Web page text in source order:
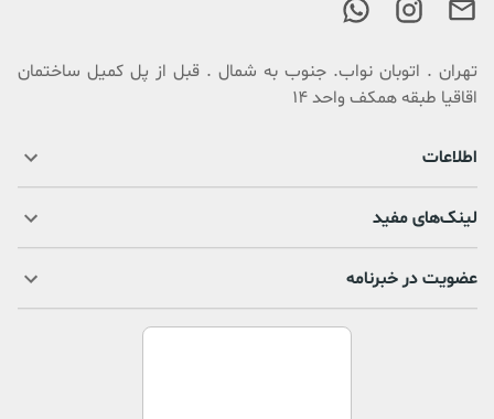
تهران . اتوبان نواب. جنوب به شمال . قبل از پل کمیل ساختمان
اقاقیا طبقه همکف واحد 14
اطلاعات
لینک‌های مفید
عضویت در خبرنامه